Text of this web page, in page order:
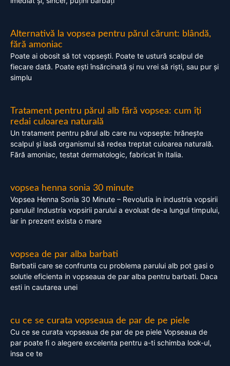
Alternativă la vopsea pentru părul cărunt: blândă,
fără amoniac
Poate ai obosit să tot vopsești. Poate te ustură scalpul de
fiecare dată. Poate ești însărcinată și nu vrei să riști, sau pur și
simplu
Tratament pentru părul alb fără vopsea: cum îți
redai culoarea naturală
Un tratament pentru părul alb care nu vopsește: hrănește
scalpul și lasă organismul să redea treptat culoarea naturală.
Fără amoniac, testat dermatologic, fabricat în Italia.
vopsea henna sonia 30 minute
Vopsea Henna Sonia 30 Minute – Revolutia in industria vopsirii
parului! Industria vopsirii parului a evoluat de-a lungul timpului,
iar in prezent exista o mare
vopsea de par alba barbati
Barbatii care se confrunta cu problema parului alb pot gasi o
solutie eficienta in vopseaua de par alba pentru barbati. Daca
esti in cautarea unei
cu ce se curata vopseaua de par de pe piele
Cu ce se curata vopseaua de par de pe piele Vopseaua de
par poate fi o alegere excelenta pentru a-ti schimba look-ul,
insa ce te